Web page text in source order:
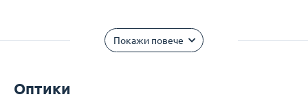
Покажи повече
Оптики